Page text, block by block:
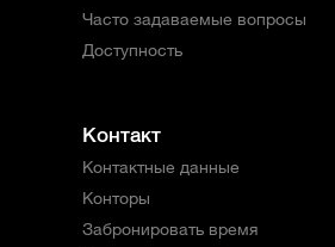
Часто задаваемые вопросы
Доступность
Контакт
Контактные данные
Конторы
Забронировать время